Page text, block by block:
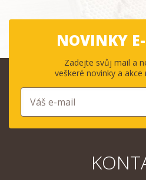
NOVINKY
Zadejte svůj mail a
veškeré novinky a